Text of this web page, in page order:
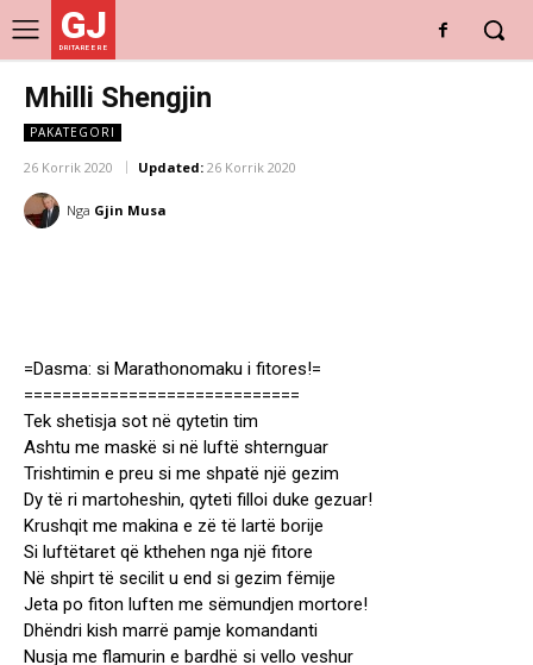
GJ
DRITARE E RE
Mhilli Shengjin
PAKATEGORI
26 Korrik 2020 Updated: 26 Korrik 2020
Nga Gjin Musa
=Dasma: si Marathonomaku i fitores!=
=============================
Tek shetisja sot në qytetin tim
Ashtu me maskë si në luftë shternguar
Trishtimin e preu si me shpatë një gezim
Dy të ri martoheshin, qyteti filloi duke gezuar!
Krushqit me makina e zë të lartë borije
Si luftëtaret që kthehen nga një fitore
Në shpirt të secilit u end si gezim fëmije
Jeta po fiton luften me sëmundjen mortore!
Dhëndri kish marrë pamje komandanti
Nusja me flamurin e bardhë si vello veshur